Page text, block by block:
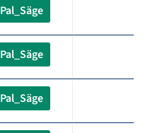
Pal_Säge
Pal_Säge
Pal_Säge